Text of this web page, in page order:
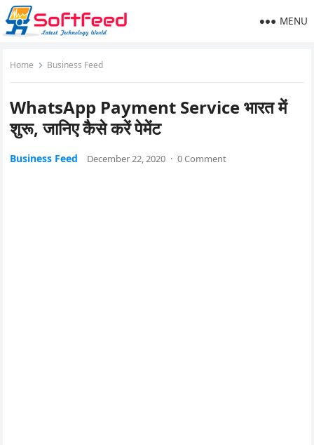
MENU
Home Business Feed
WhatsApp Payment Service भारत में
शुरू, जानिए कैसे करें पेमेंट
Business Feed December 22, 2020 · 0 Comment